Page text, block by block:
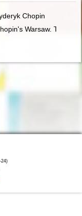
Księga
Chopin
Autorzy, dzieła,
Warsaw. The
i przyjaźni z
24)